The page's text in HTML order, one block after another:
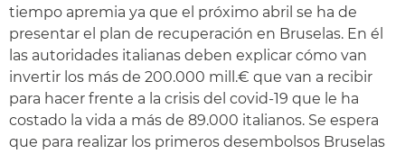
tiempo apremia ya que el próximo abril se ha de
presentar el plan de recuperación en Bruselas. En él
las autoridades italianas deben explicar cómo van
invertir los más de 200.000 mill.€ que van a recibir
para hacer frente a la crisis del covid-19 que le ha
costado la vida a más de 89.000 italianos. Se espera
que para realizar los primeros desembolsos Bruselas